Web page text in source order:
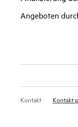
Angeboten
Kontakt Kontakt